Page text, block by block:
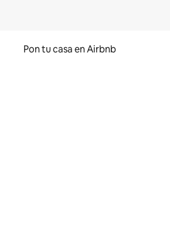
Pon tu casa en Airbnb